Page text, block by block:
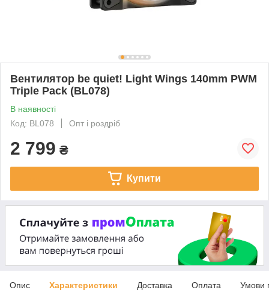
Вентилятор be quiet! Light Wings 140mm PWM
Triple Pack (BL078)
В наявності
Код: BL078
Опт і роздріб
2 799 ₴
Купити
Опис Характеристики Доставка Оплата Умови